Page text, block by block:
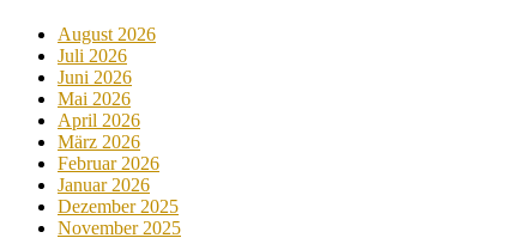
August 2026
Juli 2026
Juni 2026
Mai 2026
April 2026
März 2026
Februar 2026
Januar 2026
Dezember 2025
November 2025